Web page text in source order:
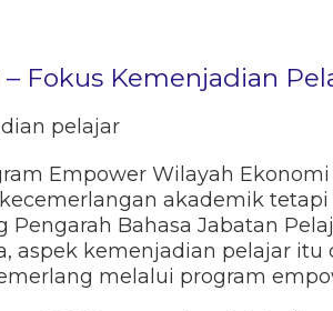
Fokus Kemenjadian
pelajar
Empower Wilayah
akademik
Pengarah Bahasa Jabatan
aspek kemenjadian pelajar
melalui program